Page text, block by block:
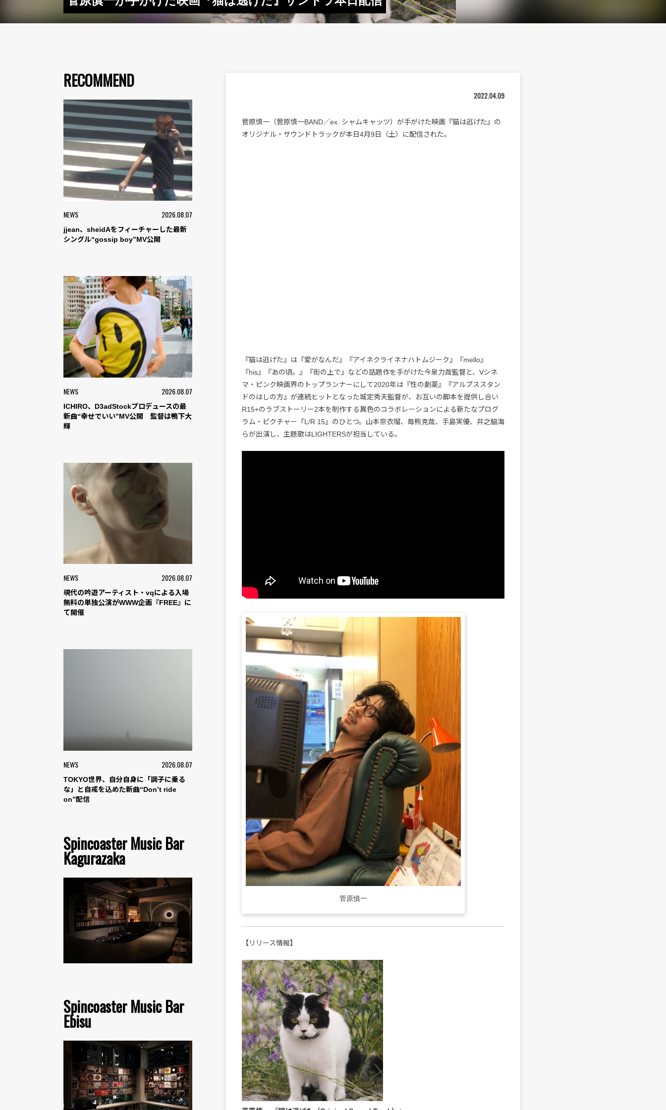
RECOMMEND
NEWS 2026.08.07
jjean、sheidAをフィーチャーした最新
シングル“gossip boy”MV公開
NEWS 2026.08.07
ICHIRO、D3adStockプロデュースの最
新曲“幸せでいい”MV公開 監督は鴨下大
輝
NEWS 2026.08.07
現代の吟遊アーティスト・vqによる入場
無料の単独公演がWWW企画『FREE』に
て開催
NEWS 2026.08.07
TOKYO世界、自分自身に「調子に乗る
な」と自戒を込めた新曲“Don’t ride
on”配信
Spincoaster Music Bar
Kagurazaka
Spincoaster Music Bar
Ebisu
2022.04.09
菅原慎一（菅原慎一BAND／ex. シャムキャッツ）が手がけた映画『猫は逃げた』の
オリジナル・サウンドトラックが本日4月9日（土）に配信された。
『猫は逃げた』は『愛がなんだ』『アイネクライネナハトムジーク』『mello』
『his』『あの頃。』『街の上で』などの話題作を手がけた今泉力哉監督と、Vシネ
マ・ピンク映画界のトップランナーにして2020年は『性の劇薬』『アルプススタン
ドのはしの方』が連続ヒットとなった城定秀夫監督が、お互いの脚本を提供し合い
R15+のラブストーリー2本を制作する異色のコラボレーションによる新たなプログ
ラム・ピクチャー『L/R 15』のひとつ。山本奈衣瑠、毎熊克哉、手島実優、井之脇海
らが出演し、主題歌はLIGHTERSが担当している。
菅原慎一
【リリース情報】